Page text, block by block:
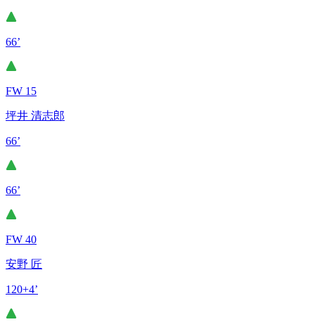
66’
FW 15
坪井 清志郎
66’
66’
FW 40
安野 匠
120+4’